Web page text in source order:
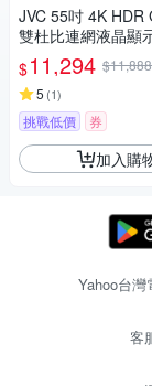
JVC 55吋 4K HDR
雙杜比連網液晶顯
$11,294 $11,888
5 (1)
挑戰低價 券
加入購
Yahoo台
客